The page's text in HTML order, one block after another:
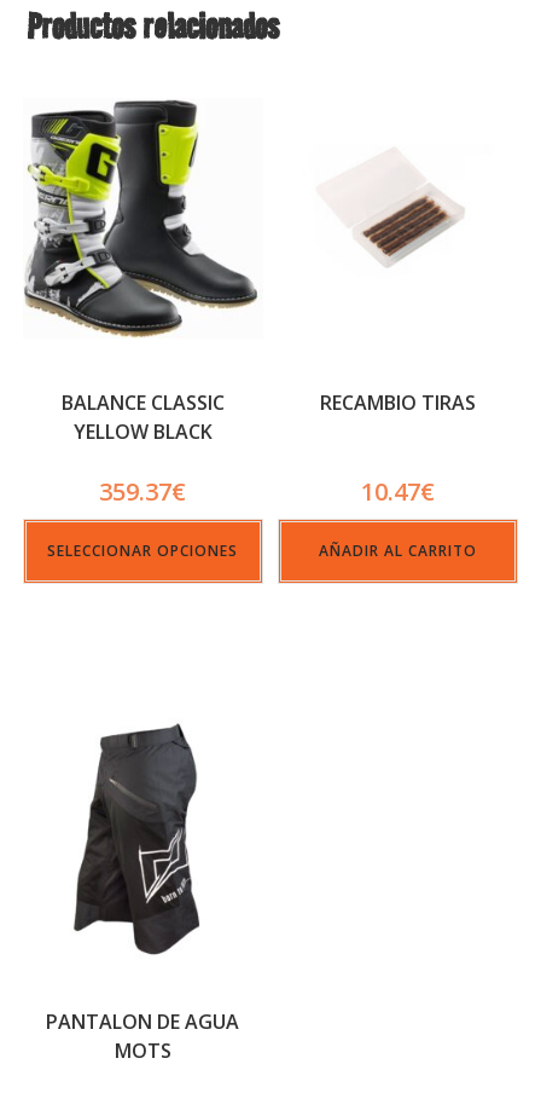
Productos relacionados
BALANCE CLASSIC
YELLOW BLACK
359.37€
SELECCIONAR OPCIONES
RECAMBIO TIRAS
10.47€
AÑADIR AL CARRITO
PANTALON DE AGUA
MOTS